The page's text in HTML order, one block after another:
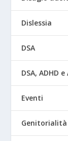
Dislessia
DSA
DSA, ADHD
Eventi